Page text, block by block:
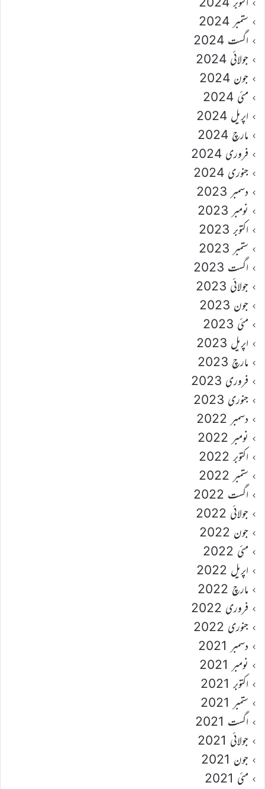
ستمبر 2024
اگست 2024
جولائی 2024
جون 2024
مئی 2024
اپریل 2024
مارچ 2024
فروری 2024
جنوری 2024
دسمبر 2023
نومبر 2023
اکتوبر 2023
ستمبر 2023
اگست 2023
جولائی 2023
جون 2023
مئی 2023
اپریل 2023
مارچ 2023
فروری 2023
جنوری 2023
دسمبر 2022
نومبر 2022
اکتوبر 2022
ستمبر 2022
اگست 2022
جولائی 2022
جون 2022
مئی 2022
اپریل 2022
مارچ 2022
فروری 2022
جنوری 2022
دسمبر 2021
نومبر 2021
اکتوبر 2021
ستمبر 2021
اگست 2021
جولائی 2021
جون 2021
مئی 2021